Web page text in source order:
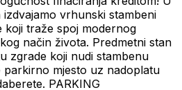
vrhunski stambeni
koji traže spoj modernog
način života. Predmetni stan
zgrade koji nudi stambenu
parkirno mjesto uz nadoplatu
PARKING